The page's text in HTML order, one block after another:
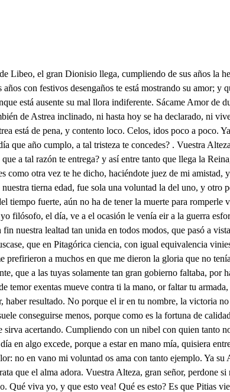
aquí tu Majestad quien más le sirva acertando. Cumpliendo con un nibel con quien tanto nos honró; en lo de las letras yo, y en lo de las armas él. Esto es, señor, lo que puede solo haberme congojado, si es que en mi rostro has hallado, que de el día en algo excede, porque a estar en mano mía, quisiera entre tanta gloria coronar con su victoria el aplauso de este día. Maestro, de vuestro amor, y de el de Pitias; ya sé lo que me estima la fe, lo que me sirve el valor: no en vano mi voluntad os ama con tanto ejemplo. Ya su Alteza llega al templo. La Reina llega, cantad, Al Templo de Libeo, Vuestra Alteza, gran señora, sea mil veces bienvenida; Ay Astrea de mi vida! ingrata que el alma adora. Vuestra Alteza, gran señor, perdone si me he tardado. Solo ha sido en mi cuidado quien lo ha sentido mi amor. Aquí está Damón. Astrea. viéndome se ha suspendido; y el Duque lo ha conocido. Qué viva yo, y que esto vea! Qué es esto? Es que Pitias viene, señor, vencedor sin duda. Bien el Clarín lo asegura. Y bien lo muestra el tambor. Ay Pitias del alma mía! Es grande su valentía. Sí, Conde. a Y justo mi amor. Solo pudo sucederme en tu presencia Libeo, dicha de tanto trofeo: ya espero que llegue a verme. Premiar debéis de su brío tan alta demonstración. Todo, lo debo a Damón: Soy tu esclavo. Ay hado impío! quien se vio en mayor pesar. Deme los pies vuestra Alteza. Y a mí, porque en mi cabeza. tenga tan alto solar, pues si a tus pies la levantas, podrá decir con voz cierta, que es en el mundo la huerta de más bien nacidas plantas. Alzate. . Y vos, gran señora, dadme los vuestros. . Hablad, Pitias, con su Majestad. No dio lumbre el canto ahora: más Libia está aquí; si habrá en mi tallé reparado? Lindo viene el tal Soldado, gana de reír me da. Damón. . Amigo. En mis brazos después. . Siempre tuyo soy. Loca de contento estoy. Oh quien sin más embarazos . con Astrea hablar pudiera! En fin, no medió el Rey nada. Refiérenos tu jornada. Pasó de aquesta manera: Yo con siete mil caballos, hijos del viento sutil, que a pesar suyo los vio volar todos sobre sí. Y con nueve mil Infantes, cuyo es fuerzo varonil, o le tomaron de Marte, o le aprendieron de ti. Dándome tú de tu mano el regio bastón, salí marchando desde tu Corte, a embarazar, a impedir del Africano enemigo si armada, que tan feliz, numerosamente altiva, prósperamente gentil, sobre tus costas llegaba, siendo airada al presumir Garza de tanta hermosura del Siciliano Páis, cada Bajel un Azor, cada Galera un Neblí. No fue tan a tiempo, o Grande Dionisio, mi concurrir desde el ceruleo terliz salado campo que al Cielo tal vez se atreve a medir con vara de rica plata ese estrellado espolín no